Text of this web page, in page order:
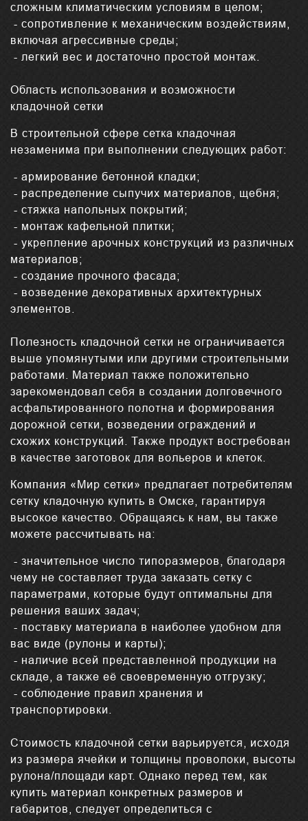
сложным климатическим условиям в целом;
- сопротивление к механическим воздействиям,
включая агрессивные среды;
- легкий вес и достаточно простой монтаж.
Область использования и возможности
кладочной сетки
В строительной сфере сетка кладочная
незаменима при выполнении следующих работ:
- армирование бетонной кладки;
- распределение сыпучих материалов, щебня;
- стяжка напольных покрытий;
- монтаж кафельной плитки;
- укрепление арочных конструкций из различных
материалов;
- создание прочного фасада;
- возведение декоративных архитектурных
элементов.
Полезность кладочной сетки не ограничивается
выше упомянутыми или другими строительными
работами. Материал также положительно
зарекомендовал себя в создании долговечного
асфальтированного полотна и формирования
дорожной сетки, возведении ограждений и
схожих конструкций. Также продукт востребован
в качестве заготовок для вольеров и клеток.
Компания «Мир сетки» предлагает потребителям
сетку кладочную купить в Омске, гарантируя
высокое качество. Обращаясь к нам, вы также
можете рассчитывать на:
- значительное число типоразмеров, благодаря
чему не составляет труда заказать сетку с
параметрами, которые будут оптимальны для
решения ваших задач;
- поставку материала в наиболее удобном для
вас виде (рулоны и карты);
- наличие всей представленной продукции на
складе, а также её своевременную отгрузку;
- соблюдение правил хранения и
транспортировки.
Стоимость кладочной сетки варьируется, исходя
из размера ячейки и толщины проволоки, высоты
рулона/площади карт. Однако перед тем, как
купить материал конкретных размеров и
габаритов, следует определиться с